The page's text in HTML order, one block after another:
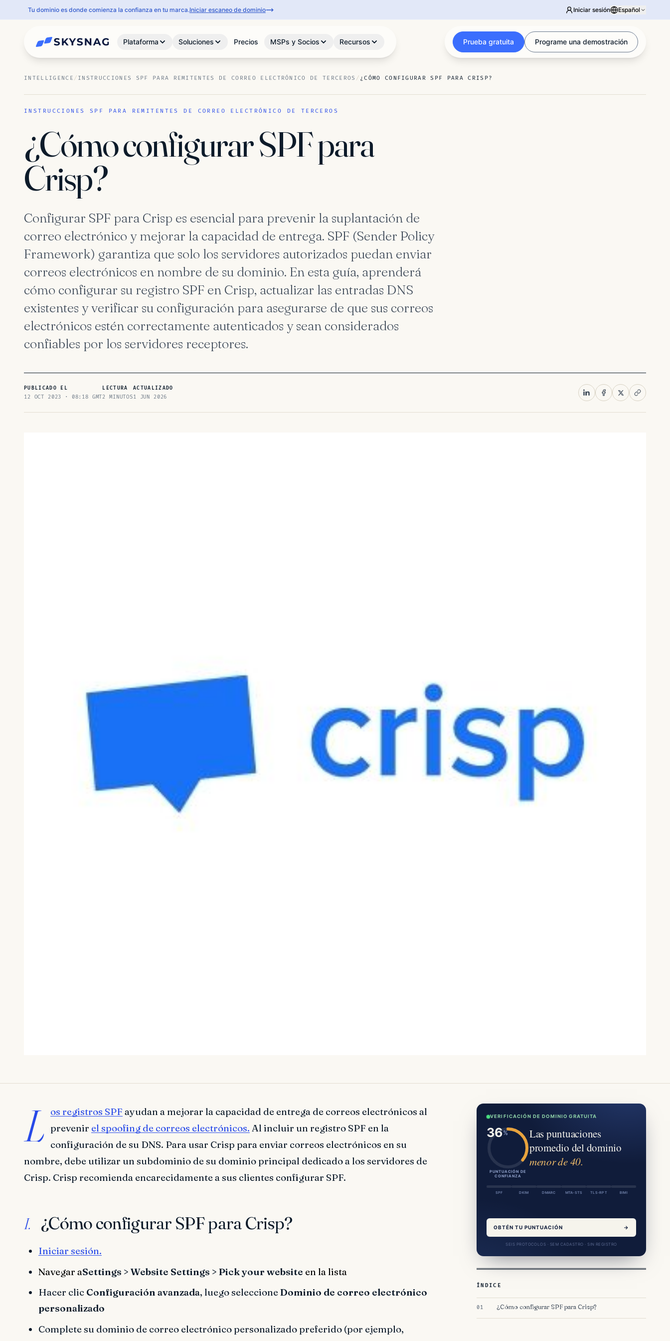
Tu dominio es donde comienza la confianza en tu marca.Iniciar escaneo de dominio Iniciar sesión Español
Plataforma Soluciones Precios MSPs y Socios Recursos Prueba gratuita Programe una demostración
INTELLIGENCE / INSTRUCCIONES SPF PARA REMITENTES DE CORREO ELECTRÓNICO DE TERCEROS / ¿CÓMO CONFIGURAR SPF PARA CRISP?
INSTRUCCIONES SPF PARA REMITENTES DE CORREO ELECTRÓNICO DE TERCEROS
¿Cómo configurar SPF para
Crisp?
Configurar SPF para Crisp es esencial para prevenir la suplantación de
correo electrónico y mejorar la capacidad de entrega. SPF (Sender Policy
Framework) garantiza que solo los servidores autorizados puedan enviar
correos electrónicos en nombre de su dominio. En esta guía, aprenderá
cómo configurar su registro SPF en Crisp, actualizar las entradas DNS
existentes y verificar su configuración para asegurarse de que sus correos
electrónicos estén correctamente autenticados y sean considerados
confiables por los servidores receptores.
PUBLICADO EL
12 OCT 2023 · 08:18 GMT
LECTURA
2 MINUTOS
ACTUALIZADO
1 JUN 2026
L os registros SPF ayudan a mejorar la capacidad de entrega de correos electrónicos al
prevenir el spoofing de correos electrónicos. Al incluir un registro SPF en la
configuración de su DNS. Para usar Crisp para enviar correos electrónicos en su
nombre, debe utilizar un subdominio de su dominio principal dedicado a los servidores de
Crisp. Crisp recomienda encarecidamente a sus clientes configurar SPF.
I. ¿Cómo configurar SPF para Crisp?
Iniciar sesión.
Navegar aSettings > Website Settings > Pick your website en la lista
Hacer clic Configuración avanzada, luego seleccioneDominio de correo electrónico
personalizado
Complete su dominio de correo electrónico personalizado preferido (por ejemplo,
VERIFICACIÓN DE DOMINIO GRATUITA
PUNTUACIÓN DE
CONFIANZA
Las puntuaciones
promedio del dominio
menor de 40.
SPF DKIM DMARC MTA-STS TLS-RPT BIMI
OBTÉN TU PUNTUACIÓN →
SEIS PROTOCOLOS · SEM CADASTRO · SIN REGISTRO
ÍNDICE
¿Cómo configurar SPF para Crisp?